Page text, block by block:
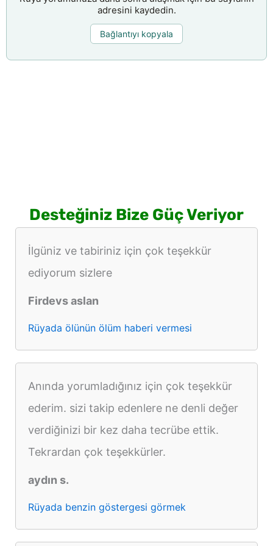
adresini kaydedin.
Bağlantıyı kopyala
Desteğiniz Bize Güç Veriyor
İlgüniz ve tabiriniz için çok teşekkür
ediyorum sizlere
Firdevs aslan
Rüyada ölünün ölüm haberi vermesi
Anında yorumladığınız için çok teşekkür
ederim. sizi takip edenlere ne denli değer
verdiğinizi bir kez daha tecrübe ettik.
Tekrardan çok teşekkürler.
aydın s.
Rüyada benzin göstergesi görmek